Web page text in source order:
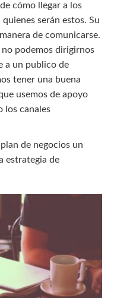
cómo llegar a los
serán estos. Su
de comunicarse.
no podemos dirigirnos
a un publico de
tener una buena
usemos de apoyo
los canales
de negocios un
estrategia de